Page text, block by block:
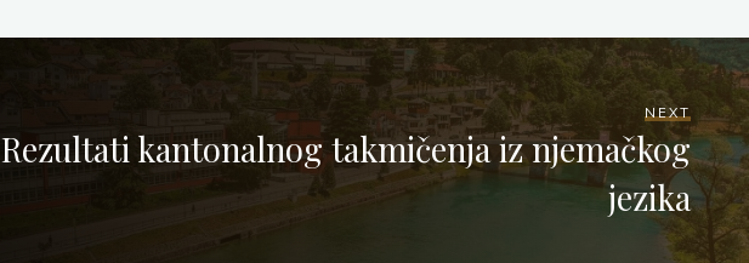
NEXT
Rezultati kantonalnog takmičenja iz njemačkog
jezika